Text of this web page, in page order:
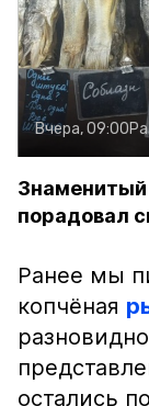
Вчера, 09:00
порадовал
Ранее мы
копчёная
остались